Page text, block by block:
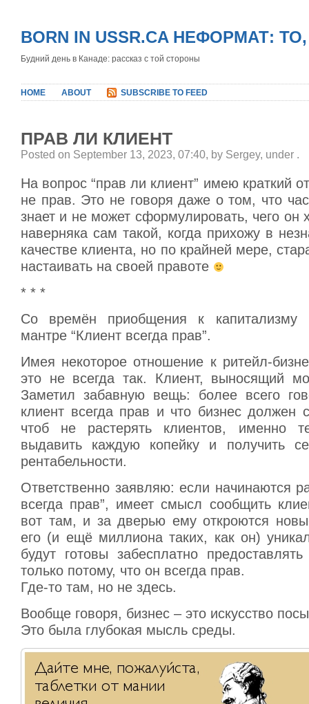
BORN IN USSR.CA НЕФОРМАТ:
Будний день в Канаде: рассказ с той стороны
HOME ABOUT SUBSCRIBE TO FEED
ПРАВ ЛИ КЛИЕНТ
Posted on September 13, 2023, 07:40, by Sergey, under .
На вопрос “прав ли клиент” имею краткий
не прав. Это не говоря даже о том, что
знает и не может сформулировать, чего он
наверняка сам такой, когда прихожу в
качестве клиента, но по крайней мере,
настаивать на своей правоте
* * *
Со времён приобщения к
мантре “Клиент всегда прав”.
Имея некоторое отношение к ритейл-
это не всегда так. Клиент, выносящий
Заметил забавную вещь: более всего
клиент всегда прав и что бизнес должен
чтоб не растерять клиентов, именно
выдавить каждую копейку и получить
рентабельности.
Ответственно заявляю: если начинаются
всегда прав”, имеет смысл сообщить
вот там, и за дверью ему откроются
его (и ещё миллиона таких, как он)
будут готовы забесплатно
только потому, что он всегда прав.
Где-то там, но не здесь.
Вообще говоря, бизнес – это искусство
Это была глубокая мысль среды.